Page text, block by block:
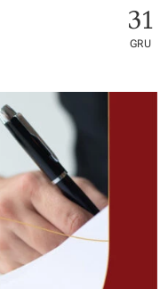
31
GRU